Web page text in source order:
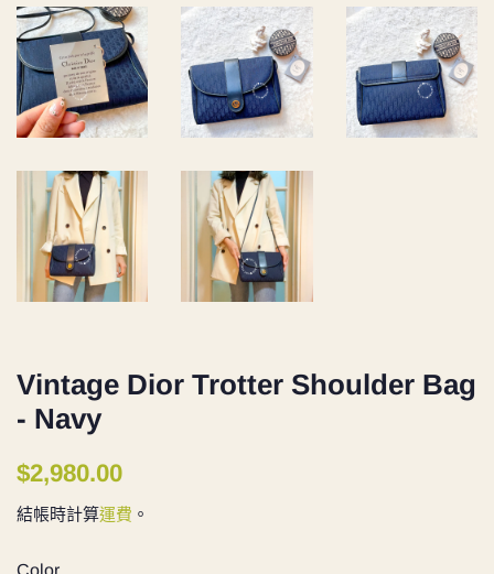
Vintage Dior Trotter Shoulder Bag
- Navy
定
$2,980.00
結帳時計算運費 。